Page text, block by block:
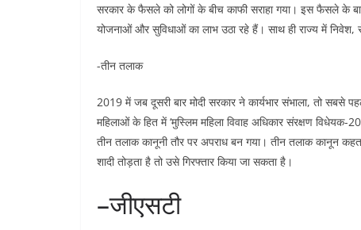
सरकार के फैसले को लोगों के बीच काफी सराहा गया। इस फैसले के
योजनाओं और सुविधाओं का लाभ उठा रहे हैं। साथ ही राज्य में निवेश,
-तीन तलाक
2019 में जब दूसरी बार मोदी सरकार ने कार्यभार संभाला, तो सबसे
महिलाओं के हित में ‘मुस्लिम महिला विवाह अधिकार संरक्षण
तीन तलाक कानूनी तौर पर अपराध बन गया। तीन तलाक कानून
शादी तोड़ता है तो उसे गिरफ्तार किया जा सकता है।
–जीएसटी